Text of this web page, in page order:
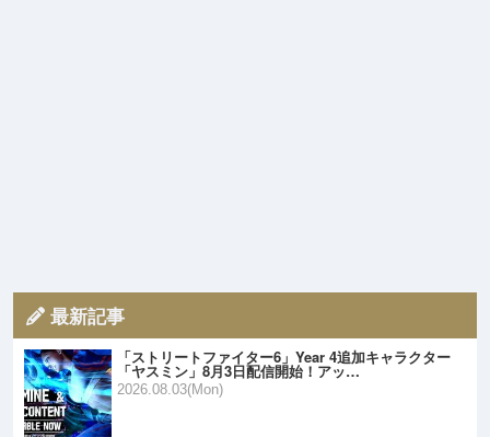
最新記事
「ストリートファイター6」Year 4追加キャラクター
「ヤスミン」8月3日配信開始！アッ…
2026.08.03(Mon)